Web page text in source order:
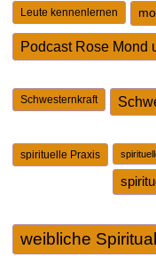
Leute kennenlernen
Podcast Rose Mond
Schwesternkraft
spirituelle Praxis
weibliche